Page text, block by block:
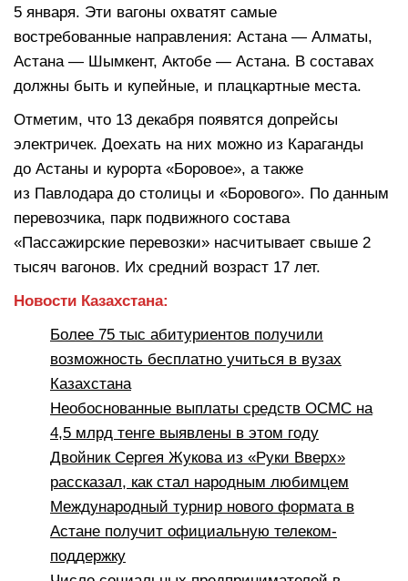
5 января. Эти вагоны охватят самые
востребованные направления: Астана — Алматы,
Астана — Шымкент, Актобе — Астана. В составах
должны быть и купейные, и плацкартные места.
Отметим, что 13 декабря появятся допрейсы
электричек. Доехать на них можно из Караганды
до Астаны и курорта «Боровое», а также
из Павлодара до столицы и «Борового». По данным
перевозчика, парк подвижного состава
«Пассажирские перевозки» насчитывает свыше 2
тысяч вагонов. Их средний возраст 17 лет.
Новости Казахстана:
Более 75 тыс абитуриентов получили
возможность бесплатно учиться в вузах
Казахстана
Необоснованные выплаты средств ОСМС на
4,5 млрд тенге выявлены в этом году
Двойник Сергея Жукова из «Руки Вверх»
рассказал, как стал народным любимцем
Международный турнир нового формата в
Астане получит официальную телеком-
поддержку